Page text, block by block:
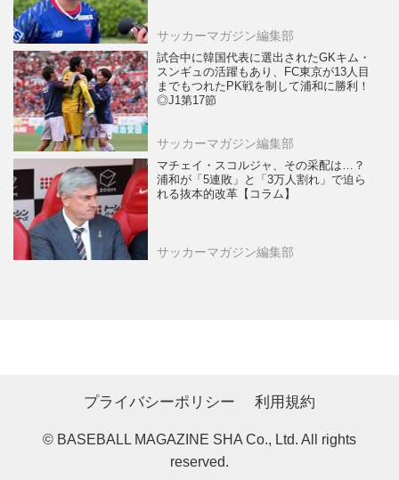
サッカーマガジン編集部
試合中に韓国代表に選出されたGKキム・
スンギュの活躍もあり、FC東京が13人目
までもつれたPK戦を制して浦和に勝利！
◎J1第17節
サッカーマガジン編集部
マチェイ・スコルジャ、その采配は…？
浦和が「5連敗」と「3万人割れ」で迫ら
れる抜本的改革【コラム】
サッカーマガジン編集部
プライバシーポリシー 利用規約
© BASEBALL MAGAZINE SHA Co., Ltd. All rights
reserved.